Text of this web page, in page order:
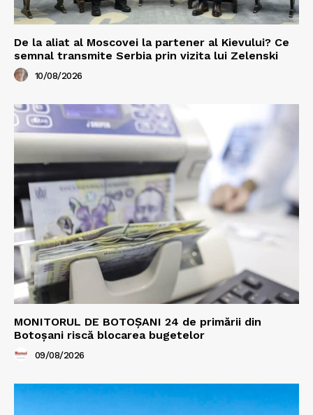
De la aliat al Moscovei la partener al Kievului? Ce
semnal transmite Serbia prin vizita lui Zelenski
10/08/2026
MONITORUL DE BOTOȘANI 24 de primării din
Botoșani riscă blocarea bugetelor
09/08/2026